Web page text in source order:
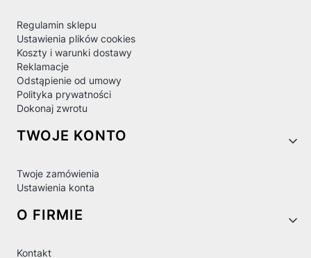
Regulamin sklepu
Ustawienia plików cookies
Koszty i warunki dostawy
Reklamacje
Odstąpienie od umowy
Polityka prywatności
Dokonaj zwrotu
TWOJE KONTO
Twoje zamówienia
Ustawienia konta
O FIRMIE
Kontakt